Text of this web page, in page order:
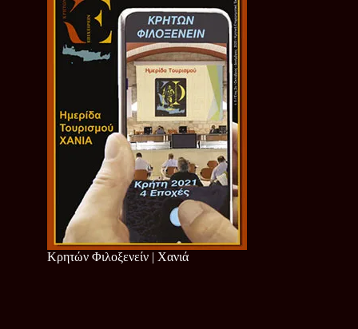
Κρητών Φιλοξενείν | Χανιά